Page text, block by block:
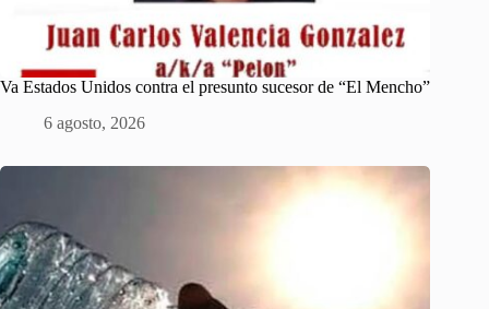
Va Estados Unidos contra el presunto sucesor de “El Mencho”
6 agosto, 2026